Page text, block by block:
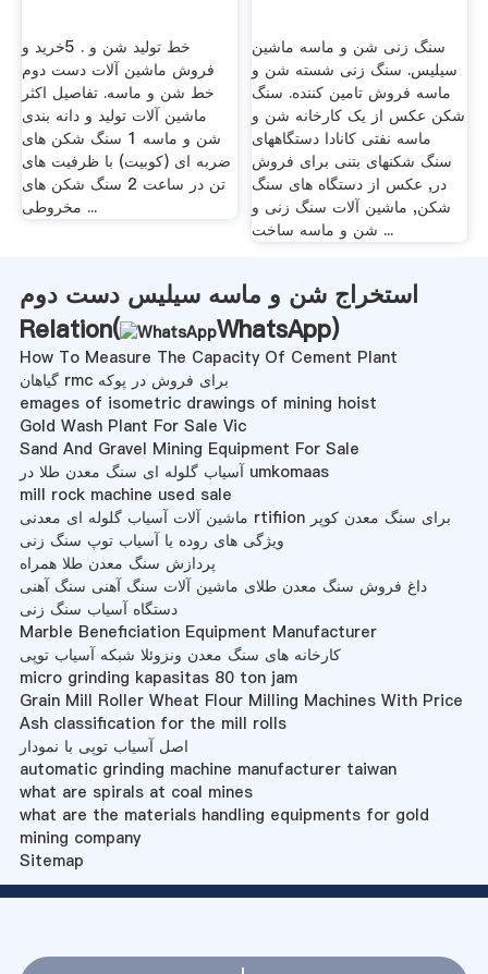
خط تولید شن و . 5خرید و
فروش ماشین آلات دست دوم
خط شن و ماسه. تفاصيل اكثر
ماشین آلات تولید و دانه بندی
شن و ماسه 1 سنگ شکن های
ضربه ای (کوبیت) با ظرفیت های
تن در ساعت 2 سنگ شکن های
مخروطی ...
سنگ زنی شن و ماسه ماشین
سیلیس. سنگ زنی شسته شن و
ماسه فروش تامین کننده. سنگ
شکن عکس از یک کارخانه شن و
ماسه نفتی کانادا دستگاههای
سنگ شکنهای بتنی برای فروش
در, عکس از دستگاه های سنگ
شکن, ماشین آلات سنگ زنی و
شن و ماسه ساخت ...
استخراج شن و ماسه سیلیس دست دوم
Relation(
WhatsApp)
How To Measure The Capacity Of Cement Plant
گیاهان rmc برای فروش در پوکه
emages of isometric drawings of mining hoist
Gold Wash Plant For Sale Vic
Sand And Gravel Mining Equipment For Sale
آسیاب گلوله ای سنگ معدن طلا در umkomaas
mill rock machine used sale
ماشین آلات آسیاب گلوله ای معدنی rtifiion برای سنگ معدن کوپر
ویژگی های روده یا آسیاب توپ سنگ زنی
پردازش سنگ معدن طلا همراه
داغ فروش سنگ معدن طلای ماشین آلات سنگ آهنی سنگ آهنی
دستگاه آسیاب سنگ زنی
Marble Beneficiation Equipment Manufacturer
کارخانه های سنگ معدن ونزوئلا شبکه آسیاب توپی
micro grinding kapasitas 80 ton jam
Grain Mill Roller Wheat Flour Milling Machines With Price
Ash classification for the mill rolls
اصل آسیاب توپی با نمودار
automatic grinding machine manufacturer taiwan
what are spirals at coal mines
what are the materials handling equipments for gold
mining company
Sitemap